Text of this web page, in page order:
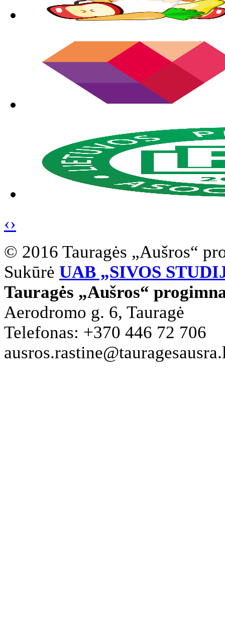
‹›
© 2016 Tauragės „Aušros“
Sukūrė UAB „SIVOS
Tauragės „Aušros“
Aerodromo g. 6, Tauragė
Telefonas: +370 446 72 706